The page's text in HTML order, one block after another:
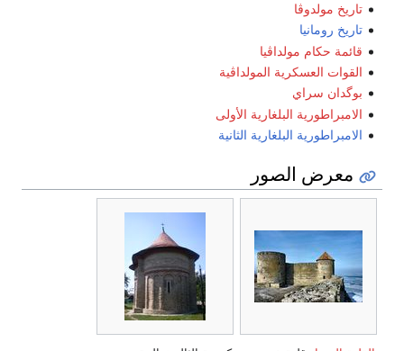
تاريخ مولدوڤا
تاريخ رومانيا
قائمة حكام مولداڤيا
القوات العسكرية المولداڤية
بوگدان سراي
الامبراطورية البلغارية الأولى
الامبراطورية البلغارية الثانية
معرض الصور